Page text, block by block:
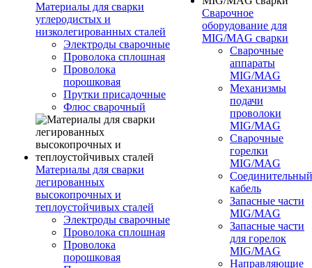
Материалы для сварки
углеродистых и
низколегированных сталей
Электроды сварочные
Проволока сплошная
Проволока
порошковая
Прутки присадочные
Флюс сварочный
Материалы для сварки
легированных
высокопрочных и
теплоустойчивых сталей
Электроды сварочные
Проволока сплошная
Проволока
порошковая
Сварочное
оборудование для
MIG/MAG сварки
Сварочные
аппараты
MIG/MAG
Механизмы
подачи
проволоки
MIG/MAG
Сварочные
горелки
MIG/MAG
Соединительный
кабель
Запасные части
MIG/MAG
Запасные части
для горелок
MIG/MAG
Направляющие